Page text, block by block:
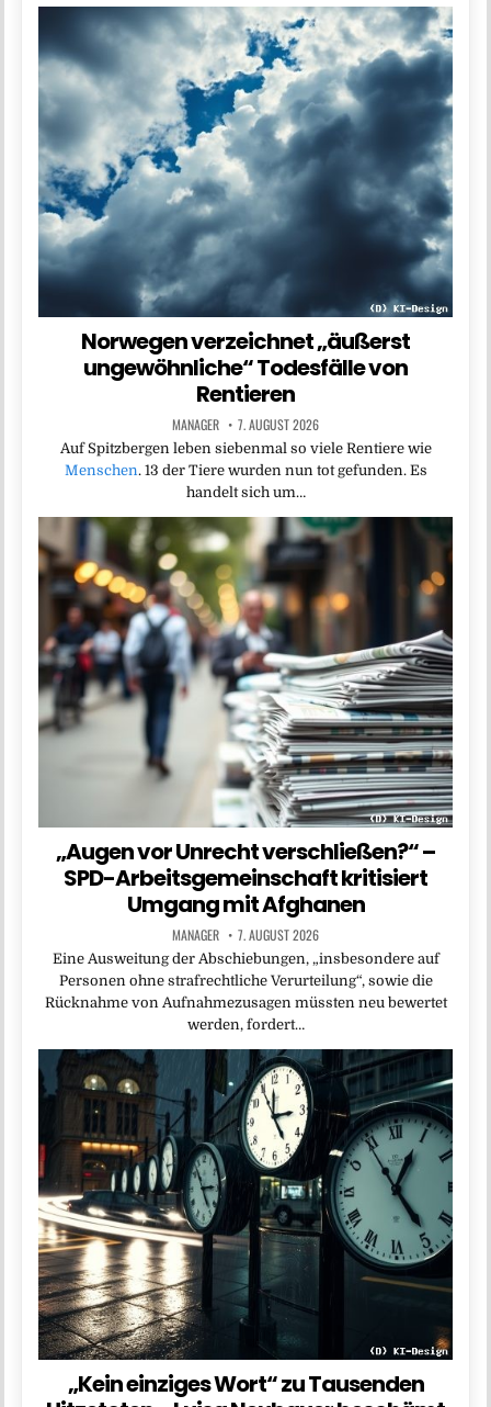
Norwegen verzeichnet „äußerst
ungewöhnliche“ Todesfälle von
Rentieren
MANAGER 7. AUGUST 2026
Auf Spitzbergen leben siebenmal so viele Rentiere wie
Menschen. 13 der Tiere wurden nun tot gefunden. Es
handelt sich um…
„Augen vor Unrecht verschließen?“ –
SPD-Arbeitsgemeinschaft kritisiert
Umgang mit Afghanen
MANAGER 7. AUGUST 2026
Eine Ausweitung der Abschiebungen, „insbesondere auf
Personen ohne strafrechtliche Verurteilung“, sowie die
Rücknahme von Aufnahmezusagen müssten neu bewertet
werden, fordert…
„Kein einziges Wort“ zu Tausenden